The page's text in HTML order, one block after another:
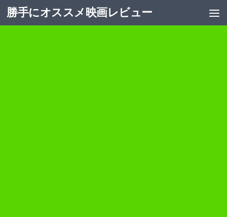
コンテンツへスキップ
勝手にオススメ映画レビュー